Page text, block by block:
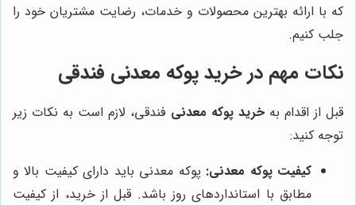
که با ارائه بهترین محصولات و خدمات، رضایت مشتریان خود را
جلب کنیم.
نکات مهم در خرید پوکه معدنی فندقی
قبل از اقدام بهخرید پوکه معدنی فندقی، لازم است به نکات زیر
توجه کنید:
کیفیت پوکه معدنی: پوکه معدنی باید دارای کیفیت بالا و
مطابق با استانداردهای روز باشد. قبل از خرید، از کیفیت